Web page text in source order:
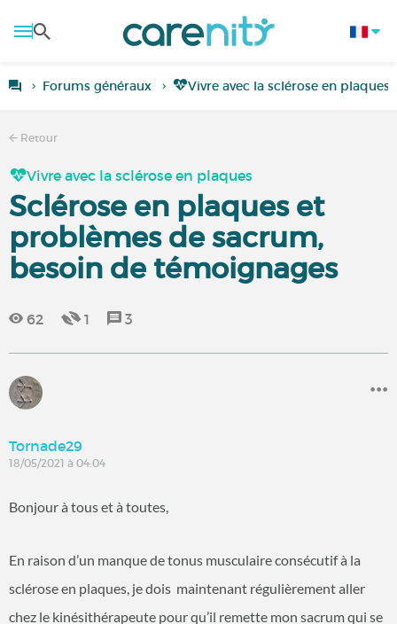
Forums généraux Vivre avec la sclérose en plaques
Retour
Vivre avec la sclérose en plaques
Sclérose en plaques et
problèmes de sacrum,
besoin de témoignages
62 1 3
Tornade29
18/05/2021 à 04:04
Bonjour à tous et à toutes,
En raison d’un manque de tonus musculaire consécutif à la
sclérose en plaques, je dois maintenant régulièrement aller
chez le kinésithérapeute pour qu’il remette mon sacrum qui se